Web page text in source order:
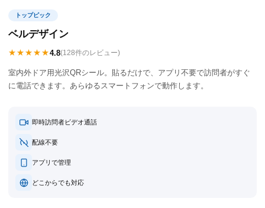
トップピック
ベルデザイン
★★★★★4.8(128件のレビュー)
室内外ドア用光沢QRシール。貼るだけで、アプリ不要で訪問者がすぐ
に電話できます。あらゆるスマートフォンで動作します。
即時訪問者ビデオ通話
配線不要
アプリで管理
どこからでも対応